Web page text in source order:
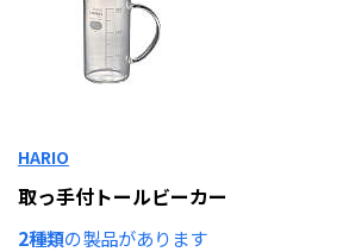
HARIO
取っ手付トールビーカー
2種類の製品があります